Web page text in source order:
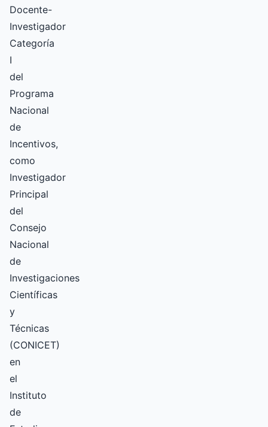
Docente-
Investigador
Categoría
I
del
Programa
Nacional
de
Incentivos,
como
Investigador
Principal
del
Consejo
Nacional
de
Investigaciones
Científicas
y
Técnicas
(CONICET)
en
el
Instituto
de